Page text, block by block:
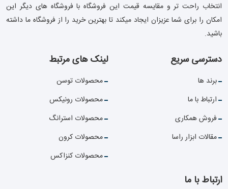
انتخاب راحت تر و مقایسه قیمت این فروشگاه با فروشگاه های دیگر این
امکان را برای شما عزیزان ایجاد میکند تا بهترین خرید را از فروشگاه ما داشته
باشید.
دسترسی سریع
برند ها
ارتباط با ما
فروش همکاری
مقالات ابزار راسا
لینک های مرتبط
محصولات توسن
محصولات رونیکس
محصولات استرانگ
محصولات کرون
محصولات کنزاکس
ارتباط با ما